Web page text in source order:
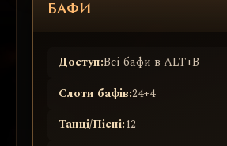
БАФИ
Доступ:Всі бафи в ALT+B
Слоти бафів:24+4
Танці/Пісні:12